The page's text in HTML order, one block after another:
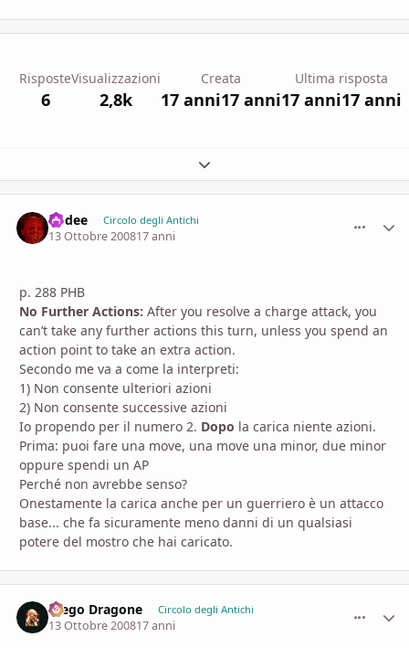
Risposte
6
Visualizzazioni
2,8k
Creata
17 anni17 anni
Ultima risposta
17 anni17 anni
Espandi panoramica del topic
kodee Circolo degli Antichi
13 Ottobre 200817 anni
p. 288 PHB
No Further Actions: After you resolve a charge attack, you
can’t take any further actions this turn, unless you spend an
action point to take an extra action.
Secondo me va a come la interpreti:
1) Non consente ulteriori azioni
2) Non consente successive azioni
Io propendo per il numero 2. Dopo la carica niente azioni.
Prima: puoi fare una move, una move una minor, due minor
oppure spendi un AP
Perché non avrebbe senso?
Onestamente la carica anche per un guerriero è un attacco
base... che fa sicuramente meno danni di un qualsiasi
potere del mostro che hai caricato.
Diego Dragone Circolo degli Antichi
13 Ottobre 200817 anni